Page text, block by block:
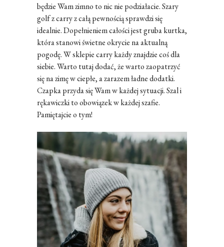
będzie Wam zimno to nic nie podziałacie. Szary
golf z carry z całą pewnością sprawdzi się
idealnie. Dopełnieniem całości jest gruba kurtka,
która stanowi świetne okrycie na aktualną
pogodę. W sklepie carry każdy znajdzie coś dla
siebie. Warto tutaj dodać, że warto zaopatrzyć
się na zimę w ciepłe, a zarazem ładne dodatki.
Czapka przyda się Wam w każdej sytuacji. Szal i
rękawiczki to obowiązek w każdej szafie.
Pamiętajcie o tym!